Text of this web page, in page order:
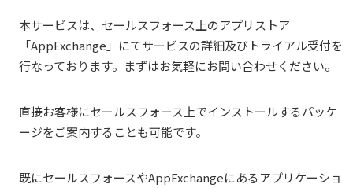
本サービスは、セールスフォース上のアプリストア
「AppExchange」にてサービスの詳細及びトライアル受付を
行なっております。まずはお気軽にお問い合わせください。
直接お客様にセールスフォース上でインストールするパッケ
ージをご案内することも可能です。
既にセールスフォースやAppExchangeにあるアプリケーショ